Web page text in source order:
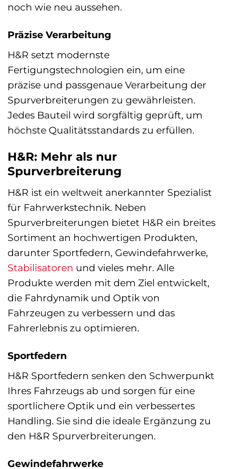
noch wie neu aussehen.
Präzise Verarbeitung
H&R setzt modernste
Fertigungstechnologien ein, um eine
präzise und passgenaue Verarbeitung der
Spurverbreiterungen zu gewährleisten.
Jedes Bauteil wird sorgfältig geprüft, um
höchste Qualitätsstandards zu erfüllen.
H&R: Mehr als nur
Spurverbreiterung
H&R ist ein weltweit anerkannter Spezialist
für Fahrwerkstechnik. Neben
Spurverbreiterungen bietet H&R ein breites
Sortiment an hochwertigen Produkten,
darunter Sportfedern, Gewindefahrwerke,
Stabilisatoren und vieles mehr. Alle
Produkte werden mit dem Ziel entwickelt,
die Fahrdynamik und Optik von
Fahrzeugen zu verbessern und das
Fahrerlebnis zu optimieren.
Sportfedern
H&R Sportfedern senken den Schwerpunkt
Ihres Fahrzeugs ab und sorgen für eine
sportlichere Optik und ein verbessertes
Handling. Sie sind die ideale Ergänzung zu
den H&R Spurverbreiterungen.
Gewindefahrwerke